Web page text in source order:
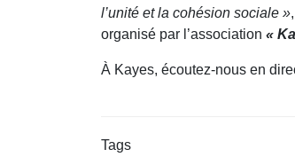
l’unité et la cohésion sociale »
organisé par l’association «
À Kayes, écoutez-nous en
Tags